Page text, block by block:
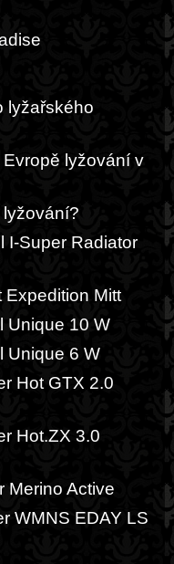
lyžařského
lyžování v
I-Super Radiator
Expedition Mitt
Unique 10 W
Unique 6 W
Hot GTX 2.0
Hot.ZX 3.0
Merino Active
WMNS EDAY LS